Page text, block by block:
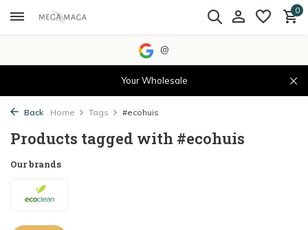
0
@
Your Wholesale
Back Home Tags #ecohuis
Products tagged with #ecohuis
Our brands